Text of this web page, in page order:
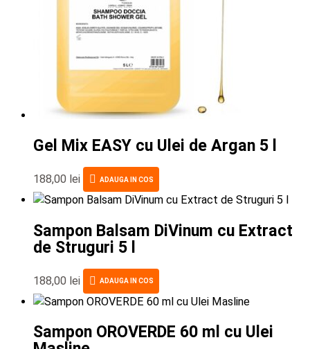
Gel Mix EASY cu Ulei de Argan 5 l
188,00 lei ADAUGA IN COS
Sampon Balsam DiVinum cu Extract
de Struguri 5 l
188,00 lei ADAUGA IN COS
Sampon OROVERDE 60 ml cu Ulei